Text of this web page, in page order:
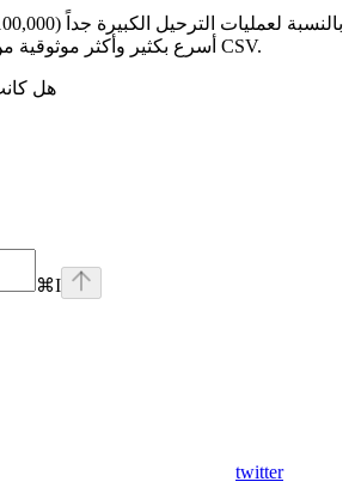
API أسرع بكثير وأكثر موثوقية من عمليات استيراد CSV.
هل
⌘I
twitter